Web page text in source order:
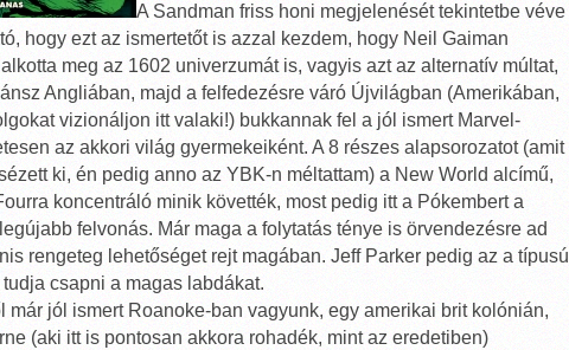
A Sandman friss honi megjelenését tekintetbe véve
hogy ezt az ismertetőt is azzal kezdem, hogy Neil Gaiman
meg az 1602 univerzumát is, vagyis azt az alternatív múltat,
Angliában, majd a felfedezésre váró Újvilágban (Amerikában,
vizionáljon itt valaki!) bukkannak fel a jól ismert Marvel-
az akkori világ gyermekeiként. A 8 részes alapsorozatot (amit
ki, én pedig anno az YBK-n méltattam) a New World alcímű,
koncentráló minik követték, most pedig itt a Pókembert a
felvonás. Már maga a folytatás ténye is örvendezésre ad
rengeteg lehetőséget rejt magában. Jeff Parker pedig az a típusú
csapni a magas labdákat.
már jól ismert Roanoke-ban vagyunk, egy amerikai brit kolónián,
(aki itt is pontosan akkora rohadék, mint az eredetiben)